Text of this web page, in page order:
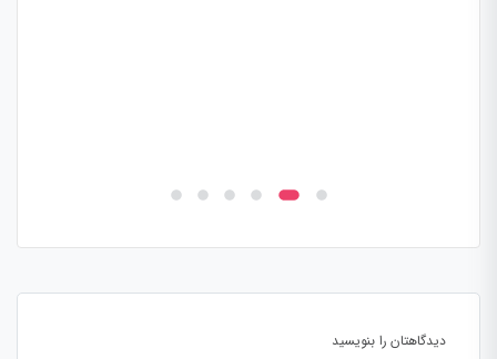
دیدگاهتان را بنویسید